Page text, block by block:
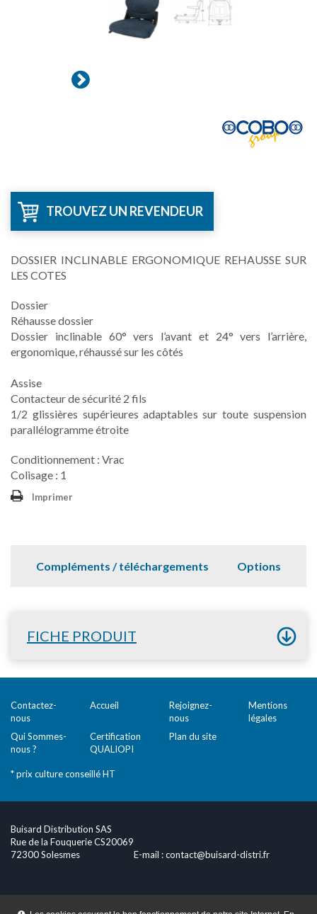
TROUVEZ UN REVENDEUR
DOSSIER INCLINABLE ERGONOMIQUE REHAUSSE SUR
LES COTES
Dossier
Réhausse dossier
Dossier inclinable 60° vers l’avant et 24° vers l’arrière,
ergonomique, réhaussé sur les côtés
Assise
Contacteur de sécurité 2 fils
1/2 glissières supérieures adaptables sur toute suspension
parallélogramme étroite
Conditionnement : Vrac
Colisage : 1
Imprimer
Compléments / téléchargements Options
FICHE PRODUIT
Contactez-
nous
Accueil
Rejoignez-
nous
Mentions
légales
Qui Sommes-
nous ?
Certification
QUALIOPI
Plan du site
* prix culture conseillé HT
Buisard Distribution SAS
Rue de la Fouquerie CS20069
72300 Solesmes
E-mail :contact@buisard-distri.fr